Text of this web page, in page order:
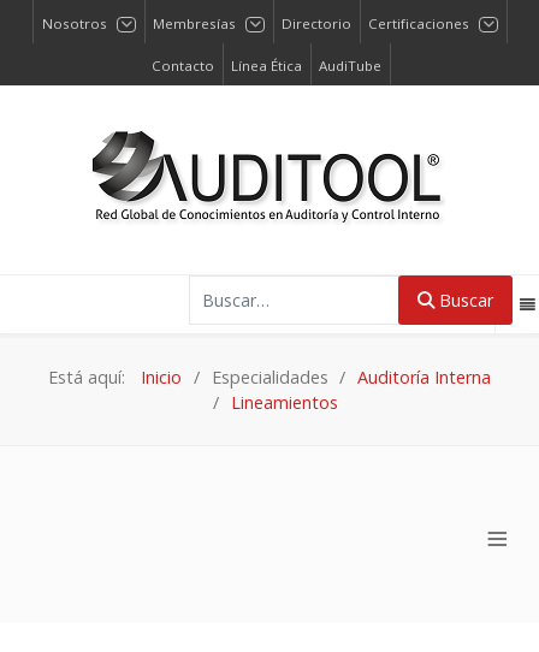
Nosotros Membresías Directorio Certificaciones
Contacto Línea Ética AudiTube
Buscar
Está aquí: Inicio Especialidades
Auditoría Interna
Lineamientos
≡